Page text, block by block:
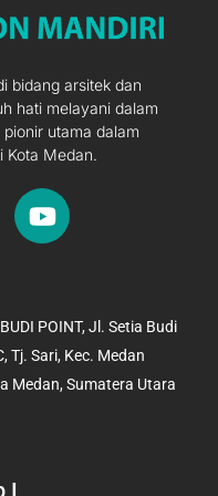
bidang arsitek dan
hati melayani dalam
utama dalam
Kota Medan.
Y
o
b
e
POINT, Jl. Setia Budi
Tj. Sari, Kec. Medan
Medan, Sumatera Utara
I